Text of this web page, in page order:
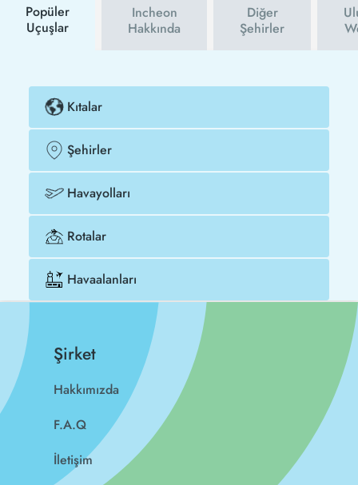
Popüler
Uçuşlar
Incheon
Hakkında
Diğer
Şehirler
Kıtalar
Şehirler
Havayolları
Rotalar
Havaalanları
Şirket
Hakkımızda
F.A.Q
İletişim